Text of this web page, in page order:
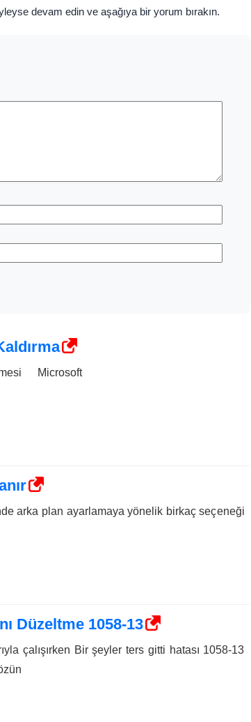
devam edin ve aşağıya bir yorum bırakın.
Microsoft
arka plan ayarlamaya yönelik birkaç seçeneği
Düzeltme 1058-13
çalışırken Bir şeyler ters gitti hatası 1058-13